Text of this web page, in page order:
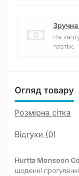
На
платіж.
Огляд товару
Розмірна сітка
Відгуки (0)
Hurtta Monsoon
щоденні